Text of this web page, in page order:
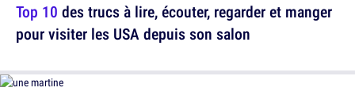
Top 10 des trucs à lire, écouter, regarder et manger
pour visiter les USA depuis son salon